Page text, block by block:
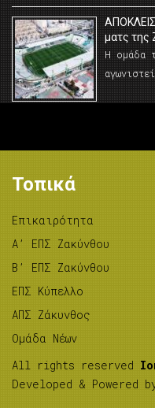
ματς της
Η ομάδα
Τοπικά
Επικαιρότητα
A’ ΕΠΣ Ζακύνθου
B’ ΕΠΣ Ζακύνθου
ΕΠΣ Κύπελλο
ΑΠΣ Ζάκυνθος
Ομάδα Νέων
All rights reserved
Developed & Powered